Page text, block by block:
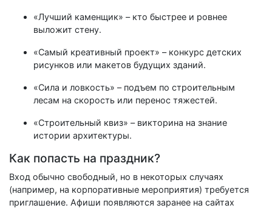
«Лучший каменщик» – кто быстрее и ровнее
выложит стену.
«Самый креативный проект» – конкурс детских
рисунков или макетов будущих зданий.
«Сила и ловкость» – подъем по строительным
лесам на скорость или перенос тяжестей.
«Строительный квиз» – викторина на знание
истории архитектуры.
Как попасть на праздник?
Вход обычно свободный, но в некоторых случаях
(например, на корпоративные мероприятия) требуется
приглашение. Афиши появляются заранее на сайтах